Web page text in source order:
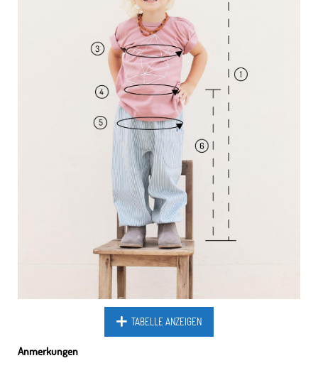
TABELLE ANZEIGEN
Anmerkungen